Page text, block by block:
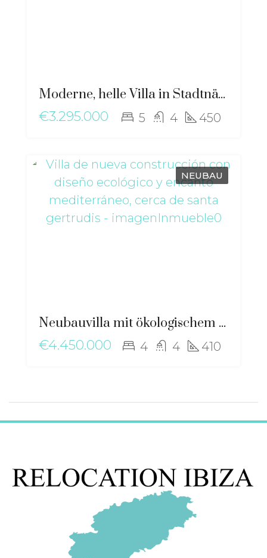
Moderne, helle Villa in Stadtnähe mit Blick auf Dalt Vila – ma-2507
€3.295.000
5 4 450
NEUBAU
Neubauvilla mit ökologischem Design und mediterranem Charme, nahe Santa Gertrudis – ma-2506
€4.450.000
4 4 410